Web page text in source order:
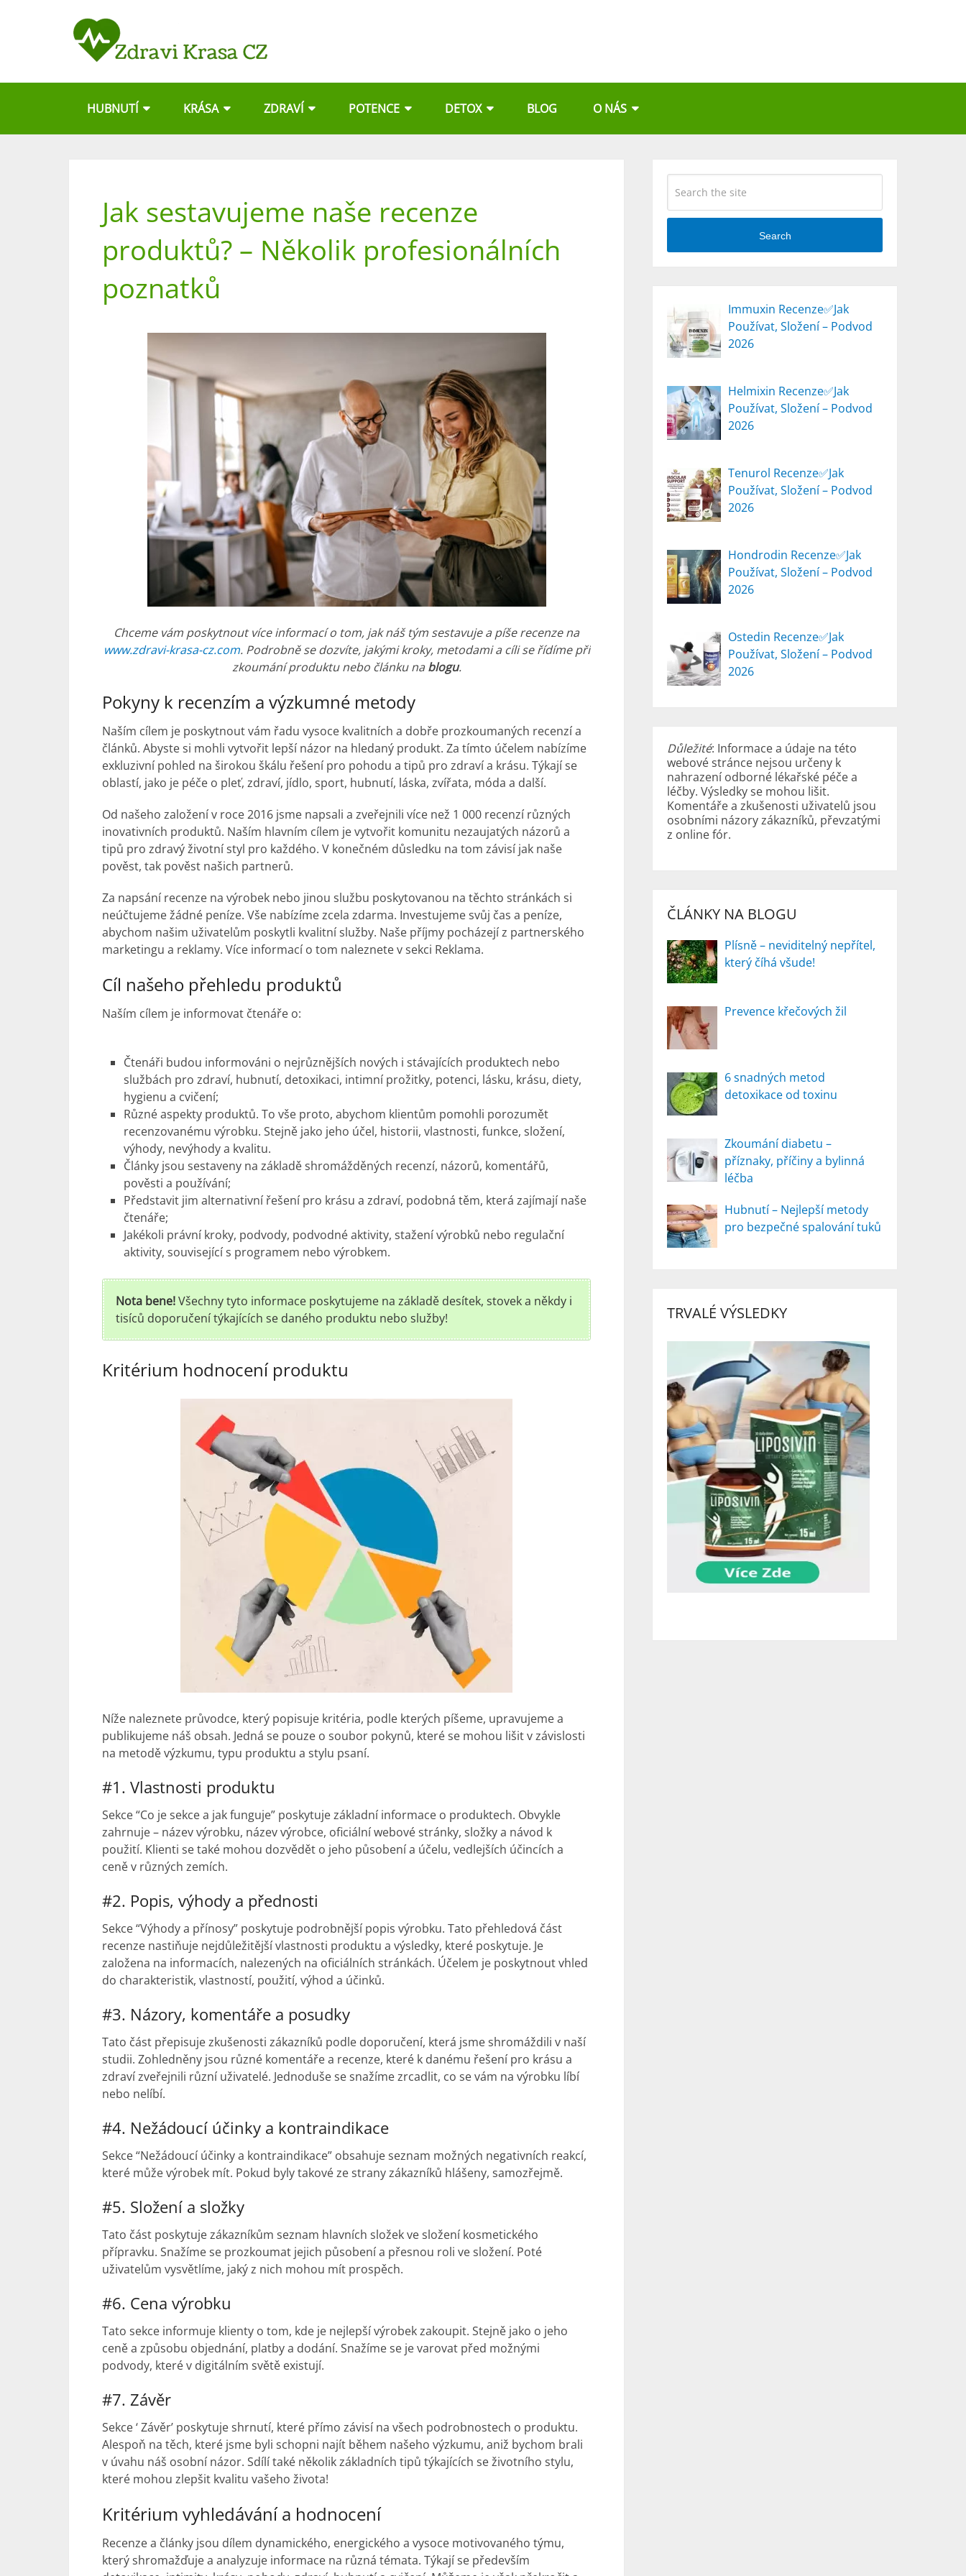
HUBNUTÍ KRÁSA ZDRAVÍ POTENCE DETOX BLOG O NÁS
Jak sestavujeme naše recenze
produktů? – Několik profesionálních
poznatků
Chceme vám poskytnout více informací o tom, jak náš tým sestavuje a píše recenze na
www.zdravi-krasa-cz.com. Podrobně se dozvíte, jakými kroky, metodami a cíli se řídíme při
zkoumání produktu nebo článku na blogu.
Pokyny k recenzím a výzkumné metody
Naším cílem je poskytnout vám řadu vysoce kvalitních a dobře prozkoumaných recenzí a
článků. Abyste si mohli vytvořit lepší názor na hledaný produkt. Za tímto účelem nabízíme
exkluzivní pohled na širokou škálu řešení pro pohodu a tipů pro zdraví a krásu. Týkají se
oblastí, jako je péče o pleť, zdraví, jídlo, sport, hubnutí, láska, zvířata, móda a další.
Od našeho založení v roce 2016 jsme napsali a zveřejnili více než 1 000 recenzí různých
inovativních produktů. Naším hlavním cílem je vytvořit komunitu nezaujatých názorů a
tipů pro zdravý životní styl pro každého. V konečném důsledku na tom závisí jak naše
pověst, tak pověst našich partnerů.
Za napsání recenze na výrobek nebo jinou službu poskytovanou na těchto stránkách si
neúčtujeme žádné peníze. Vše nabízíme zcela zdarma. Investujeme svůj čas a peníze,
abychom našim uživatelům poskytli kvalitní služby. Naše příjmy pocházejí z partnerského
marketingu a reklamy. Více informací o tom naleznete v sekci Reklama.
Cíl našeho přehledu produktů
Naším cílem je informovat čtenáře o:
Čtenáři budou informováni o nejrůznějších nových i stávajících produktech nebo
službách pro zdraví, hubnutí, detoxikaci, intimní prožitky, potenci, lásku, krásu, diety,
hygienu a cvičení;
Různé aspekty produktů. To vše proto, abychom klientům pomohli porozumět
recenzovanému výrobku. Stejně jako jeho účel, historii, vlastnosti, funkce, složení,
výhody, nevýhody a kvalitu.
Články jsou sestaveny na základě shromážděných recenzí, názorů, komentářů,
pověsti a používání;
Představit jim alternativní řešení pro krásu a zdraví, podobná těm, která zajímají naše
čtenáře;
Jakékoli právní kroky, podvody, podvodné aktivity, stažení výrobků nebo regulační
aktivity, související s programem nebo výrobkem.
Nota bene!Všechny tyto informace poskytujeme na základě desítek, stovek a někdy i
tisíců doporučení týkajících se daného produktu nebo služby!
Kritérium hodnocení produktu
Níže naleznete průvodce, který popisuje kritéria, podle kterých píšeme, upravujeme a
publikujeme náš obsah. Jedná se pouze o soubor pokynů, které se mohou lišit v závislosti
na metodě výzkumu, typu produktu a stylu psaní.
#1. Vlastnosti produktu
Sekce “Co je sekce a jak funguje” poskytuje základní informace o produktech. Obvykle
zahrnuje – název výrobku, název výrobce, oficiální webové stránky, složky a návod k
použití. Klienti se také mohou dozvědět o jeho působení a účelu, vedlejších účincích a
ceně v různých zemích.
#2. Popis, výhody a přednosti
Sekce “Výhody a přínosy” poskytuje podrobnější popis výrobku. Tato přehledová část
recenze nastiňuje nejdůležitější vlastnosti produktu a výsledky, které poskytuje. Je
založena na informacích, nalezených na oficiálních stránkách. Účelem je poskytnout vhled
do charakteristik, vlastností, použití, výhod a účinků.
#3. Názory, komentáře a posudky
Tato část přepisuje zkušenosti zákazníků podle doporučení, která jsme shromáždili v naší
studii. Zohledněny jsou různé komentáře a recenze, které k danému řešení pro krásu a
zdraví zveřejnili různí uživatelé. Jednoduše se snažíme zrcadlit, co se vám na výrobku líbí
nebo nelíbí.
#4. Nežádoucí účinky a kontraindikace
Sekce “Nežádoucí účinky a kontraindikace” obsahuje seznam možných negativních reakcí,
které může výrobek mít. Pokud byly takové ze strany zákazníků hlášeny, samozřejmě.
#5. Složení a složky
Tato část poskytuje zákazníkům seznam hlavních složek ve složení kosmetického
přípravku. Snažíme se prozkoumat jejich působení a přesnou roli ve složení. Poté
uživatelům vysvětlíme, jaký z nich mohou mít prospěch.
#6. Cena výrobku
Tato sekce informuje klienty o tom, kde je nejlepší výrobek zakoupit. Stejně jako o jeho
ceně a způsobu objednání, platby a dodání. Snažíme se je varovat před možnými
podvody, které v digitálním světě existují.
#7. Závěr
Sekce ‘ Závěr’ poskytuje shrnutí, které přímo závisí na všech podrobnostech o produktu.
Alespoň na těch, které jsme byli schopni najít během našeho výzkumu, aniž bychom brali
v úvahu náš osobní názor. Sdílí také několik základních tipů týkajících se životního stylu,
které mohou zlepšit kvalitu vašeho života!
Kritérium vyhledávání a hodnocení
Recenze a články jsou dílem dynamického, energického a vysoce motivovaného týmu,
který shromažďuje a analyzuje informace na různá témata. Týkají se především
Search
Immuxin Recenze✅Jak
Používat, Složení – Podvod
2026
Helmixin Recenze✅Jak
Používat, Složení – Podvod
2026
Tenurol Recenze✅Jak
Používat, Složení – Podvod
2026
Hondrodin Recenze✅Jak
Používat, Složení – Podvod
2026
Ostedin Recenze✅Jak
Používat, Složení – Podvod
2026
Důležité: Informace a údaje na této
webové stránce nejsou určeny k
nahrazení odborné lékařské péče a
léčby. Výsledky se mohou lišit.
Komentáře a zkušenosti uživatelů jsou
osobními názory zákazníků, převzatými
z online fór.
ČLÁNKY NA BLOGU
Plísně – neviditelný nepřítel,
který číhá všude!
Prevence křečových žil
6 snadných metod
detoxikace od toxinu
Zkoumání diabetu –
příznaky, příčiny a bylinná
léčba
Hubnutí – Nejlepší metody
pro bezpečné spalování tuků
TRVALÉ VÝSLEDKY